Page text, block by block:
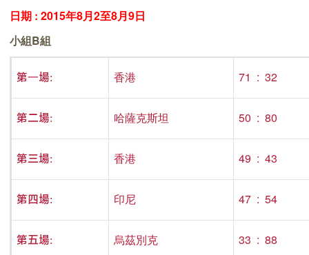
日期 : 2015年8月2至8月9日
小組B組
第一場: 香港 71 : 32
第二場: 哈薩克斯坦 50 : 80
第三場: 香港 49 : 43
第四場: 印尼 47 : 54
第五場: 烏茲別克 33 : 88